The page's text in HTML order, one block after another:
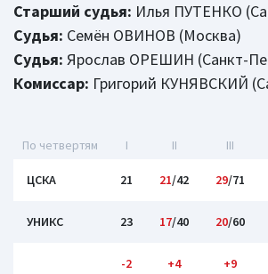
Старший судья: Илья ПУТЕНКО
Судья: Семён ОВИНОВ (Москва)
Судья: Ярослав ОРЕШИН (Санкт-
Комиссар: Григорий КУНЯВСКИЙ
По четвертям I II III
ЦСКА 21 21/42 29/71
УНИКС 23 17/40 20/60
-2 +4 +9